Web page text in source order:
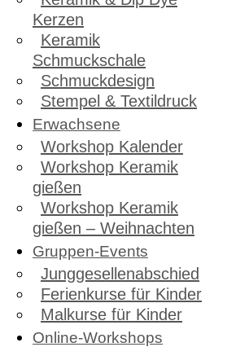
Kerzen
Keramik
Schmuckschale
Schmuckdesign
Stempel & Textildruck
Erwachsene
Workshop Kalender
Workshop Keramik
gießen
Workshop Keramik
gießen – Weihnachten
Gruppen-Events
Junggesellenabschied
Ferienkurse für Kinder
Malkurse für Kinder
Online-Workshops